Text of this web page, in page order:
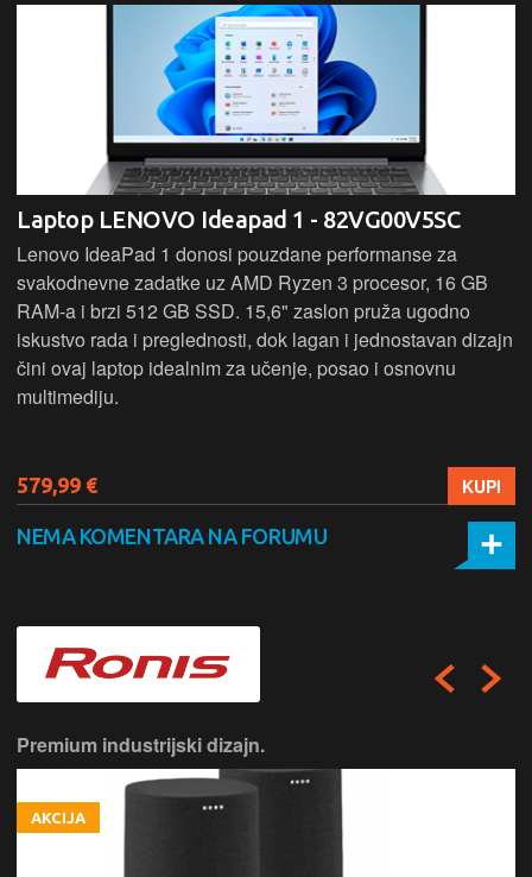
Laptop LENOVO Ideapad 1 - 82VG00V5SC
Lenovo IdeaPad 1 donosi pouzdane performanse za
svakodnevne zadatke uz AMD Ryzen 3 procesor, 16 GB
RAM-a i brzi 512 GB SSD. 15,6" zaslon pruža ugodno
iskustvo rada i preglednosti, dok lagan i jednostavan dizajn
čini ovaj laptop idealnim za učenje, posao i osnovnu
multimediju.
579,99 € KUPI
NEMA KOMENTARA NA FORUMU
Premium industrijski dizajn.
AKCIJA